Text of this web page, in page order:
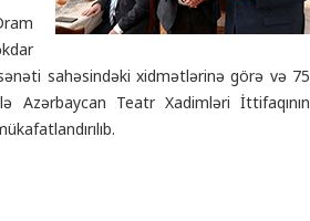
sahəsindəki xidmətlərinə görə və 75
Azərbaycan Teatr Xadimləri İttifaqının